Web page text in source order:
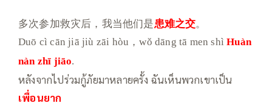
多次参加救灾后，我当他们是患难之交。
Duō cì cān jiā jiù zāi hòu，wǒ dāng tā men shìHuàn
nàn zhī jiāo.
หลังจากไปร่วมกู้ภัยมาหลายครั้ง ฉันเห็นพวกเขาเป็น
เพื่อนยาก